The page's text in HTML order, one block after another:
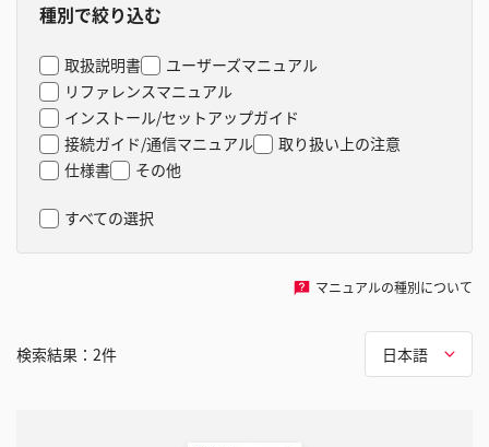
種別で絞り込む
取扱説明書
ユーザーズマニュアル
リファレンスマニュアル
インストール/セットアップガイド
接続ガイド/通信マニュアル
取り扱い上の注意
仕様書
その他
すべての選択
マニュアルの種別について
検索結果： 2件 日本語